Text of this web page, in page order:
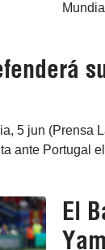
5 jun (Prensa
ante Portugal
El